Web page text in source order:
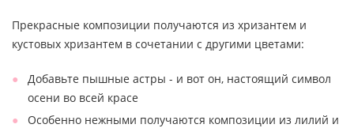
Прекрасные композиции получаются из хризантем и
кустовых хризантем в сочетании с другими цветами:
Добавьте пышные астры - и вот он, настоящий символ
осени во всей красе
Особенно нежными получаются композиции из лилий и